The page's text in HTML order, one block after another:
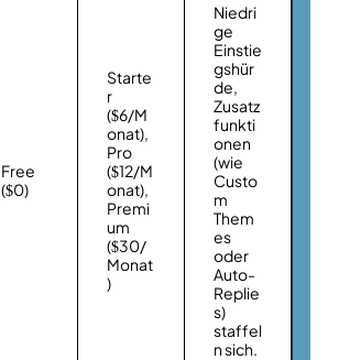
Free
($0)
Starte
r
($6/M
onat),
Pro
($12/M
onat),
Premi
um
($30/
Monat
)
Niedri
ge
Einstie
gshür
de,
Zusatz
funkti
onen
(wie
Custo
m
Them
es
oder
Auto-
Replie
s)
staffel
n sich.